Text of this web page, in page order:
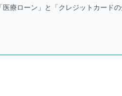
療ローン」と「クレジットカード